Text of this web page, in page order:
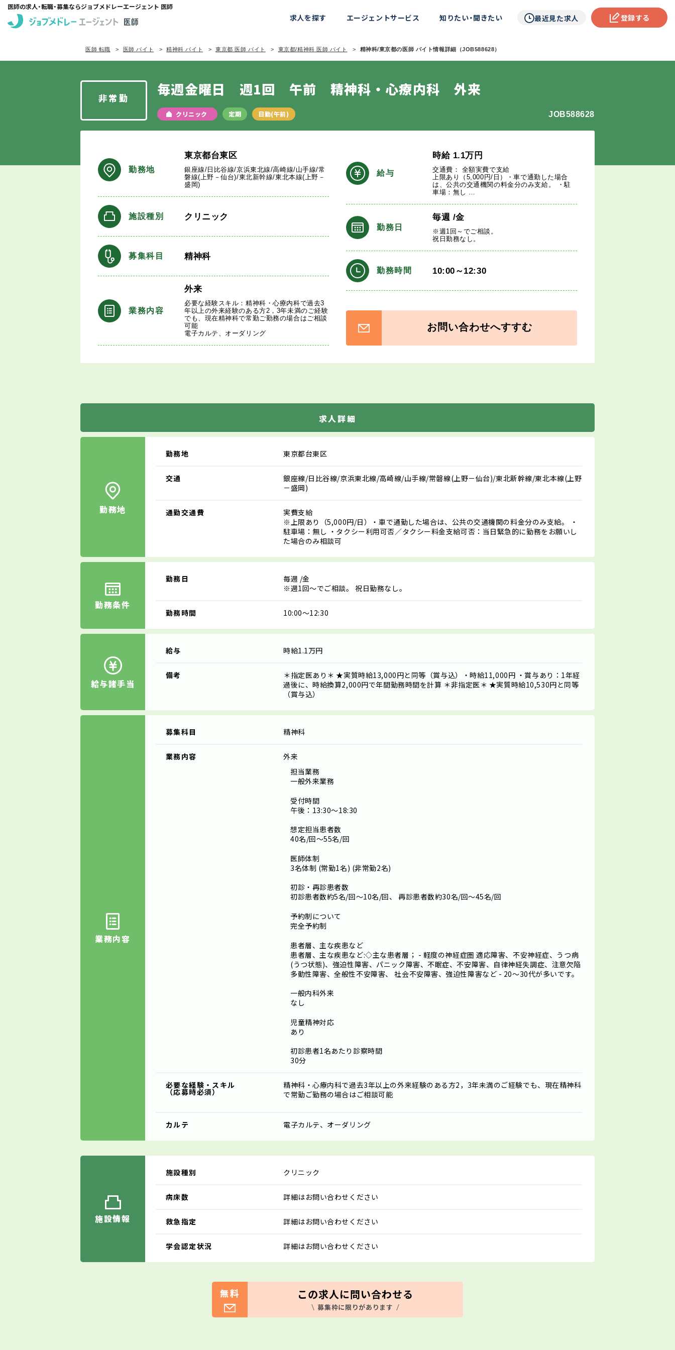
医師の求人・転職・募集ならジョブメドレーエージェント 医師
求人を探す エージェントサービス 知りたい・聞きたい 最近見た求人 登録する
医師 転職 医師 バイト 精神科 バイト 東京都 医師 バイト 東京都/精神科 医師 バイト 精神科/東京都の医師 バイト情報詳細（JOB588628）
非常勤 毎週金曜日 週1回 午前 精神科・心療内科 外来
クリニック 定期 日勤(午前) JOB588628
勤務地
東京都台東区
銀座線/日比谷線/京浜東北線/高崎線/山手線/常
磐線(上野－仙台)/東北新幹線/東北本線(上野－
盛岡)
施設種別 クリニック
募集科目 精神科
業務内容
外来
必要な経験スキル：精神科・心療内科で過去3
年以上の外来経験のある方2，3年未満のご経験
でも、現在精神科で常勤ご勤務の場合はご相談
可能
電子カルテ、オーダリング
給与
時給1.1万円
交通費： 全額実費で支給
上限あり（5,000円/日）・車で通勤した場合
は、公共の交通機関の料金分のみ支給。 ・駐
車場：無し …
勤務日
毎週 /金
※週1回～でご相談。
祝日勤務なし。
勤務時間 10:00～12:30
お問い合わせへすすむ
求人詳細
勤務地
勤務地 東京都台東区
交通
銀座線/日比谷線/京浜東北線/高崎線/山手線/常磐線(上野－仙台)/東北新幹線/東北本線(上野
－盛岡)
通勤交通費
実費支給
※上限あり（5,000円/日）・車で通勤した場合は、公共の交通機関の料金分のみ支給。 ・
駐車場：無し ・タクシー利用可否／タクシー料金支給可否：当日緊急的に勤務をお願いし
た場合のみ相談可
勤務条件
勤務日 毎週 /金
※週1回～でご相談。 祝日勤務なし。
勤務時間 10:00～12:30
給与諸手当
給与 時給1.1万円
備考
＊指定医あり＊ ★実質時給13,000円と同等（賞与込）・時給11,000円 ・賞与あり：1年経
過後に、時給換算2,000円で年間勤務時間を計算 ＊非指定医＊ ★実質時給10,530円と同等
（賞与込）
業務内容
募集科目 精神科
業務内容
外来
担当業務
一般外来業務
受付時間
午後：13:30～18:30
想定担当患者数
40名/回～55名/回
医師体制
3名体制 (常勤1名) (非常勤2名)
初診・再診患者数
初診患者数約5名/回～10名/回、 再診患者数約30名/回～45名/回
予約制について
完全予約制
患者層、主な疾患など
患者層、主な疾患など:◇主な患者層； - 軽度の神経症圏 適応障害、不安神経症、うつ病
(うつ状態)、強迫性障害、パニック障害、不眠症、不安障害、自律神経失調症、注意欠陥
多動性障害、全般性不安障害、 社会不安障害、強迫性障害など - 20～30代が多いです。
一般内科外来
なし
児童精神対応
あり
初診患者1名あたり診察時間
30分
必要な経験・スキル
（応募時必須）
精神科・心療内科で過去3年以上の外来経験のある方2，3年未満のご経験でも、現在精神科
で常勤ご勤務の場合はご相談可能
カルテ 電子カルテ、オーダリング
施設情報
施設種別 クリニック
病床数 詳細はお問い合わせください
救急指定 詳細はお問い合わせください
学会認定状況 詳細はお問い合わせください
無料 この求人に問い合わせる
募集枠に限りがあります